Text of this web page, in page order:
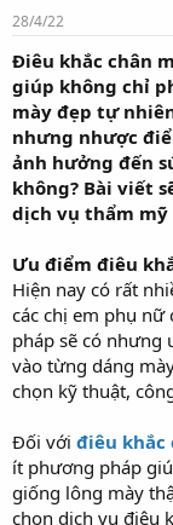
s
t
a
r
t
e
r
28/4/22
Điêu khắc chân
giúp không chỉ
mày đẹp tự
nhưng nhược
ảnh hưởng đến
không? Bài viết
dịch vụ thẩm mỹ
Ưu điểm điêu
Hiện nay có rất
các chị em phụ
pháp sẽ có nhưng
vào từng dáng
chọn kỹ thuật,
Đối với điêu khắc
ít phương pháp
giống lông mày
chọn dịch vụ điêu